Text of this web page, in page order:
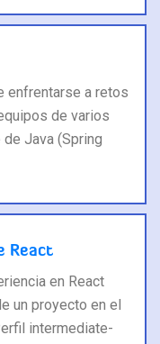
enfrentarse a retos
de varios
Java (Spring
React
en React
un proyecto en el
intermediate-